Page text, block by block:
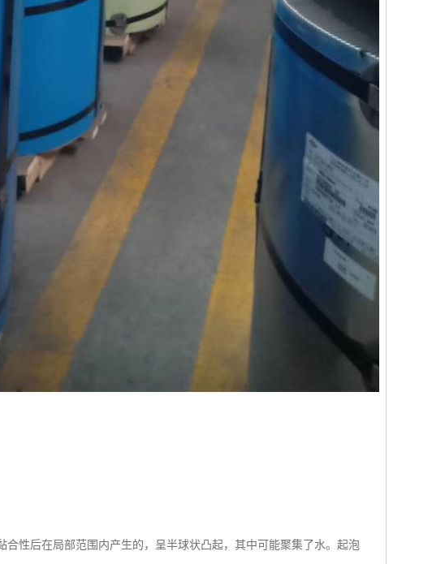
性后在局部范围内产生的，呈半球状凸起，其中可能聚集了水。起泡